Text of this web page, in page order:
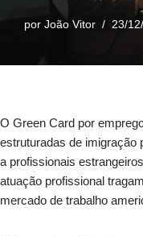
por João Vitor 23/
O Green Card por
estruturadas de imigração
a profissionais
atuação profissional
mercado de trabalho